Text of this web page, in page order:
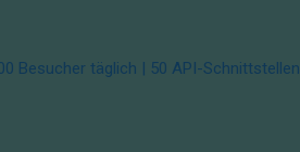
Besucher täglich | 50 API-Schnittstellen